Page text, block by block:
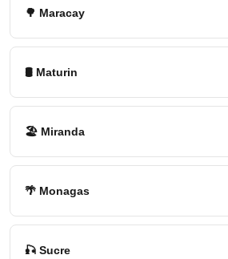
🌳 Maracay
🛢 Maturin
🏖 Miranda
🌴 Monagas
🎣 Sucre